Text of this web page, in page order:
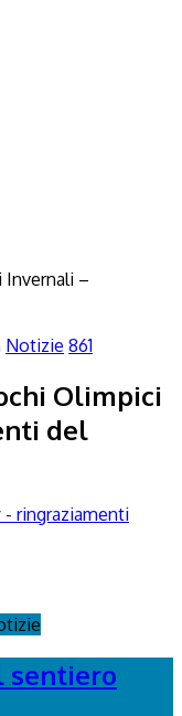
Notizie 861
Olimpici
del
ringraziamenti
sentiero